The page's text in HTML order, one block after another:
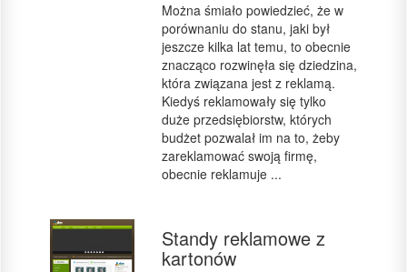
Można śmiało powiedzieć, że w
porównaniu do stanu, jaki był
jeszcze kilka lat temu, to obecnie
znacząco rozwinęła się dziedzina,
która związana jest z reklamą.
Kiedyś reklamowały się tylko
duże przedsiębiorstw, których
budżet pozwalał im na to, żeby
zareklamować swoją firmę,
obecnie reklamuje ...
Standy reklamowe z
kartonów